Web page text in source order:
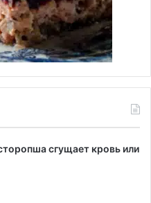
сгущает кровь или